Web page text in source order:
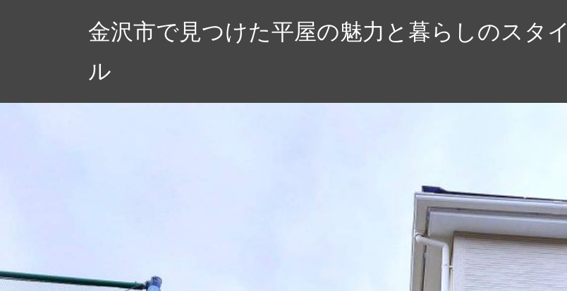
金沢市で見つけた平屋の魅力と暮らしのスタイ
ル